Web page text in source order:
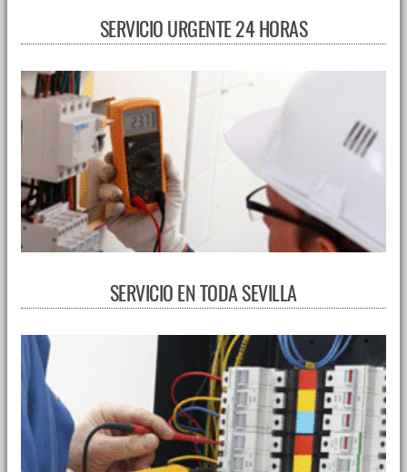
SERVICIO URGENTE 24 HORAS
SERVICIO EN TODA SEVILLA